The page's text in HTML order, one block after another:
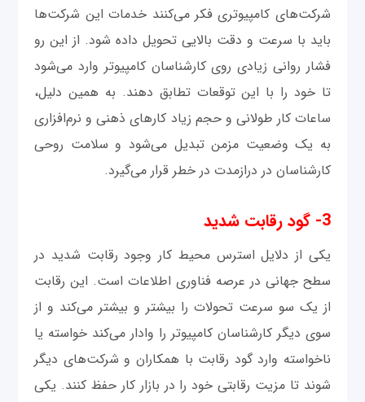
شرکت‌های کامپیوتری فکر می‌کنند خدمات این شرکت‌ها
باید با سرعت و دقت بالایی تحویل داده شود. از این رو
فشار روانی زیادی روی کارشناسان کامپیوتر وارد می‌شود
تا خود را با این توقعات تطابق دهند. به همین دلیل،
ساعات کار طولانی و حجم زیاد کارهای ذهنی و نرم‌افزاری
به یک وضعیت مزمن تبدیل می‌شود و سلامت روحی
کارشناسان در درازمدت در خطر قرار می‌گیرد.
3- گود رقابت شدید
یکی از دلایل استرس محیط کار وجود رقابت شدید در
سطح جهانی در عرصه فناوری اطلاعات است. این رقابت
از یک سو سرعت تحولات را بیشتر و بیشتر می‌کند و از
سوی دیگر کارشناسان کامپیوتر را وادار می‌کند خواسته یا
ناخواسته وارد گود رقابت با همکاران و شرکت‌های دیگر
شوند تا مزیت رقابتی خود را در بازار کار حفظ کنند. یکی